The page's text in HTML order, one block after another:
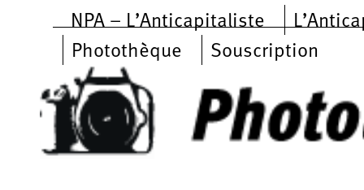
Aller au contenu principal
NPA – L’Anticapitaliste
Photothèque
Souscription